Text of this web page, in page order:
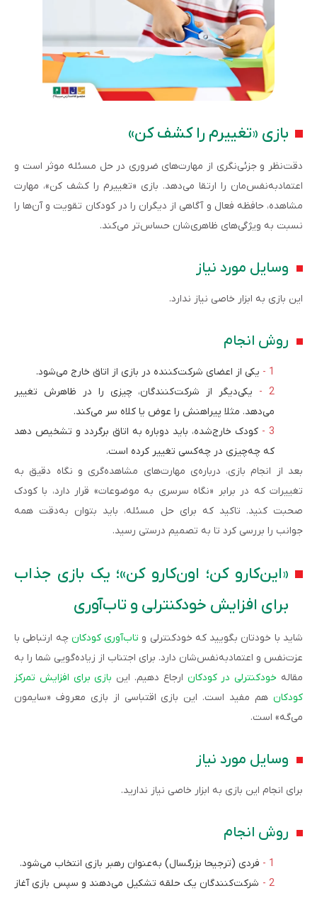
بازی «تغییرم را کشف کن»
دقت‌نظر و جزئی‌نگری از مهارت‌های ضروری در حل مسئله موثر است و
اعتماد‌به‌نفس‌مان را ارتقا می‌دهد. بازی «تغییرم را کشف کن»، مهارت
مشاهده، حافظه فعال و آگاهی از دیگران را در کودکان تقویت و آن‌ها را
نسبت به ویژگی‌های ظاهری‌شان حساس‌تر می‌کند.
وسایل مورد نیاز
این بازی به ابزار خاصی نیاز ندارد.
روش انجام
یکی از اعضای شرکت‌کننده در بازی از اتاق خارج می‌شود.
یکی‌دیگر از شرکت‌کنندگان، چیزی را در ظاهرش تغییر
می‌دهد. مثلا پیراهنش را عوض یا کلاه سر می‌کند.
کودک خارج‌شده، باید دوباره به اتاق برگردد و تشخیص دهد
که چه‌چیزی در چه‌کسی تغییر کرده است.
بعد از انجام بازی، درباره‌ی مهارت‌های مشاهده‌گری و نگاه دقیق به
تغییرات که در برابر «نگاه سرسری‌ به موضوعات» قرار دارد، با کودک
صحبت کنید. تاکید که برای حل مسئله، باید بتوان به‌دقت همه
جوانب را بررسی کرد تا به تصمیم درستی رسید.
«این‌کارو کن؛ اون‌کارو کن»؛ یک‌ بازی جذاب
برای افزایش خودکنترلی و تاب‌آوری
شاید با خودتان بگویید که خودکنترلی و تاب‌آوری کودکان چه ارتباطی با
عزت‌نفس و اعتماد‌به‌نفس‌شان دارد. برای اجتناب از زیاد‌ه‌گویی شما را به
مقاله خودکنترلی در کودکان ارجاع دهیم. این بازی برای افزایش تمرکز
کودکان هم مفید است. این بازی اقتباسی از بازی معروف «سایمون
می‌گه» است.
وسایل مورد نیاز
برای انجام این بازی به ابزار خاصی نیاز ندارید.
روش انجام
فردی (ترجیحا بزرگسال) به‌عنوان رهبر بازی انتخاب می‌شود.
شرکت‌کنندگان یک حلقه تشکیل می‌دهند و سپس بازی آغاز